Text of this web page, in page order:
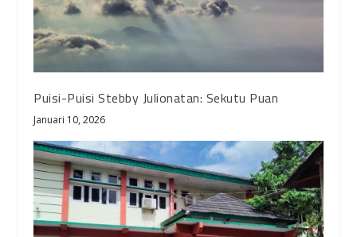
Puisi-Puisi Stebby Julionatan: Sekutu Puan
Januari 10, 2026